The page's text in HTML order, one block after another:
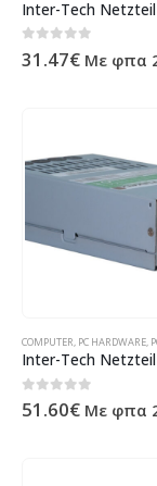
0 out of 5
31.47€ Με φπα
COMPUTER, PC HARDWARE,
0out of 5
51.60€ Με φπα